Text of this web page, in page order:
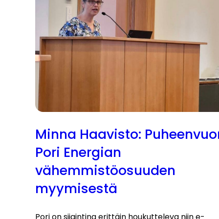
Minna Haavisto:
Pori Energian
vähemmistöosuuden
myymisestä